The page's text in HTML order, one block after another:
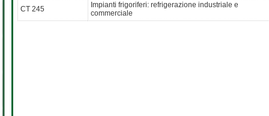
CT 245
Impianti frigoriferi: refrigerazione industriale e
commerciale